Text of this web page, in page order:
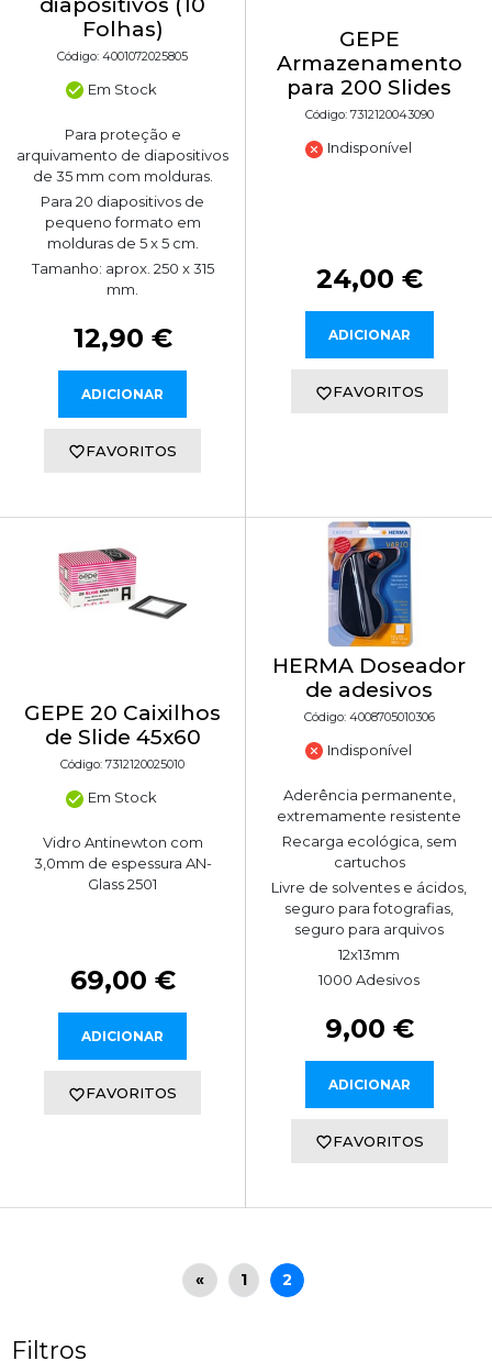
Filtros
Folhas)
Código: 4001072025805
Em Stock
Para proteção e
arquivamento de diapositivos
de 35 mm com molduras.
Para 20 diapositivos de
pequeno formato em
molduras de 5 x 5 cm.
Tamanho: aprox. 250 x 315
mm.
12,90 €
ADICIONAR
FAVORITOS
GEPE
Armazenamento
para 200 Slides
Código: 7312120043090
Indisponível
24,00 €
ADICIONAR
FAVORITOS
GEPE 20 Caixilhos
de Slide 45x60
Código: 7312120025010
Em Stock
Vidro Antinewton com
3,0mm de espessura AN-
Glass 2501
69,00 €
ADICIONAR
FAVORITOS
HERMA Doseador
de adesivos
Código: 4008705010306
Indisponível
Aderência permanente,
extremamente resistente
Recarga ecológica, sem
cartuchos
Livre de solventes e ácidos,
seguro para fotografias,
seguro para arquivos
12x13mm
1000 Adesivos
9,00 €
ADICIONAR
FAVORITOS
« 1 2